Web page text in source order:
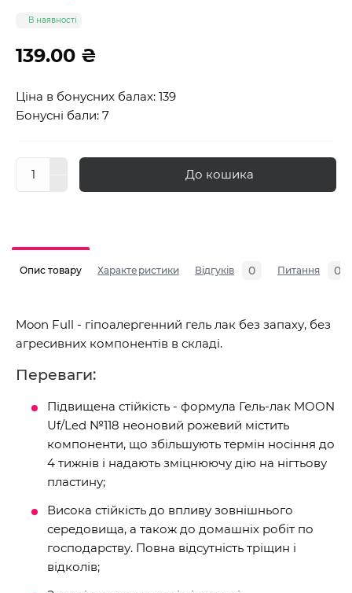
В наявності
139.00 ₴
Ціна в бонусних балах: 139
Бонусні бали: 7
До кошика
Опис товару Характеристики Відгуків 0 Питання 0
Moon Full - гіпоалергенний гель лак без запаху, без
агресивних компонентів в складі.
Переваги:
Підвищена стійкість - формула Гель-лак MOON
Uf/Led №118 неоновий рожевий містить
компоненти, що збільшують термін носіння до
4 тижнів і надають зміцнюючу дію на нігтьову
пластину;
Висока стійкість до впливу зовнішнього
середовища, а також до домашніх робіт по
господарству. Повна відсутність тріщин і
відколів;